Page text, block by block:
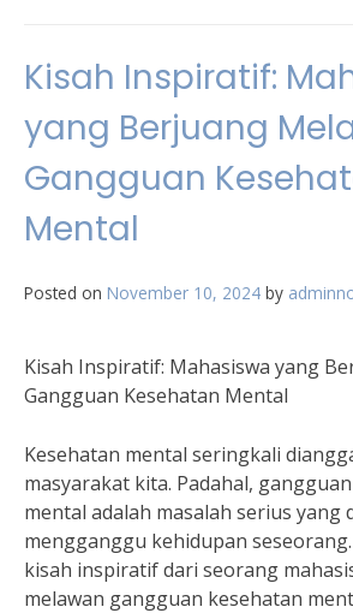
Kisah Inspiratif:
yang Berjuang
Gangguan
Mental
Posted on November 10, 2024 by
Kisah Inspiratif: Mahasiswa yang
Gangguan Kesehatan Mental
Kesehatan mental seringkali
masyarakat kita. Padahal,
mental adalah masalah serius yang
mengganggu kehidupan
kisah inspiratif dari seorang
melawan gangguan kesehatan